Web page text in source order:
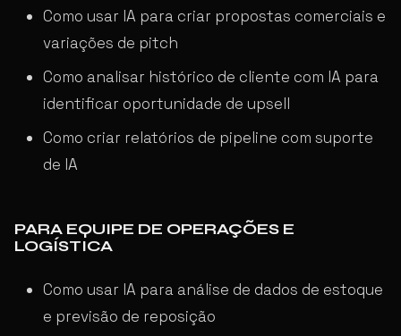
Como usar IA para criar propostas comerciais e
variações de pitch
Como analisar histórico de cliente com IA para
identificar oportunidade de upsell
Como criar relatórios de pipeline com suporte
de IA
PARA EQUIPE DE OPERAÇÕES E
LOGÍSTICA
Como usar IA para análise de dados de estoque
e previsão de reposição